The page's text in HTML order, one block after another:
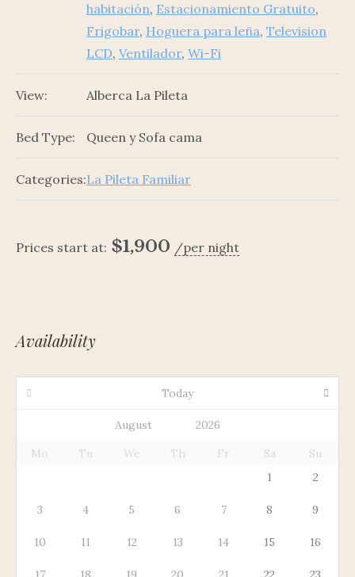
habitación, Estacionamiento Gratuito,
Frigobar, Hoguera para leña, Television
LCD, Ventilador, Wi-Fi
View: Alberca La Pileta
Bed Type: Queen y Sofa cama
Categories:La Pileta Familiar
Prices start at: $1,900 per night
Availability
Today
Mo Tu We Th Fr Sa
Su
1
2
3 4 5 6 7 8 9
10 11 12 13 14 15 16